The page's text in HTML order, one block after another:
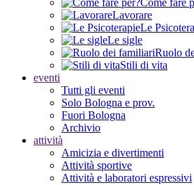
Come fare
Lavorare
Le
Le sigle
Ruolo
Stili di vita
eventi
Tutti gli eventi
Solo Bologna e prov.
Fuori Bologna
Archivio
attività
Amicizia e divertimenti
Attività sportive
Attività e laboratori espressivi